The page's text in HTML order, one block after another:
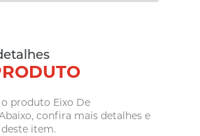
produto Eixo De
confira mais detalhes e
item.